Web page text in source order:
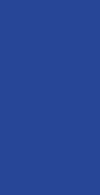
一首歌